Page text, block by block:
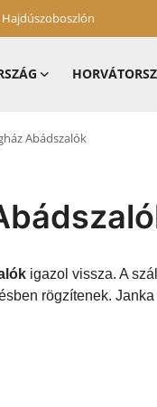
Hajdúszoboszlón
Abádszalók
igazol vissza. A
rögzítenek.